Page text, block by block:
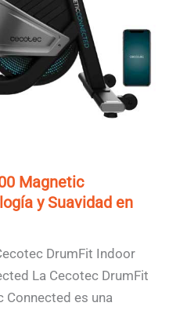
Magnetic
y Suavidad en
DrumFit Indoor
La Cecotec DrumFit
es una